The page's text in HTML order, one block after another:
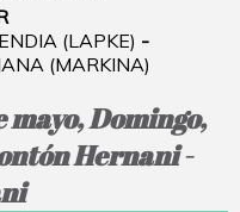
(LAPKE) -
(MARKINA)
Domingo,
Hernani -